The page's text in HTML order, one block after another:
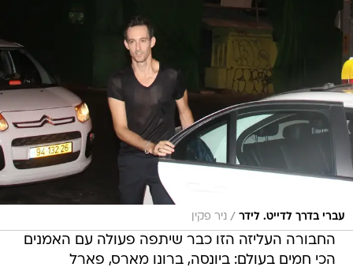
עברי בדרך לדייט. לידר
החבורה העליזה הזו כבר שיתפה פעולה עם האמנים
הכי חמים בעולם: ביונסה, ברונו מארס, פארל
וויליאמס, אלי גולדינג, ואריאנה גרנדה, כך שהבילוי
הלילי שלהם עם הזמר עברי לידר, העלתה שאלות